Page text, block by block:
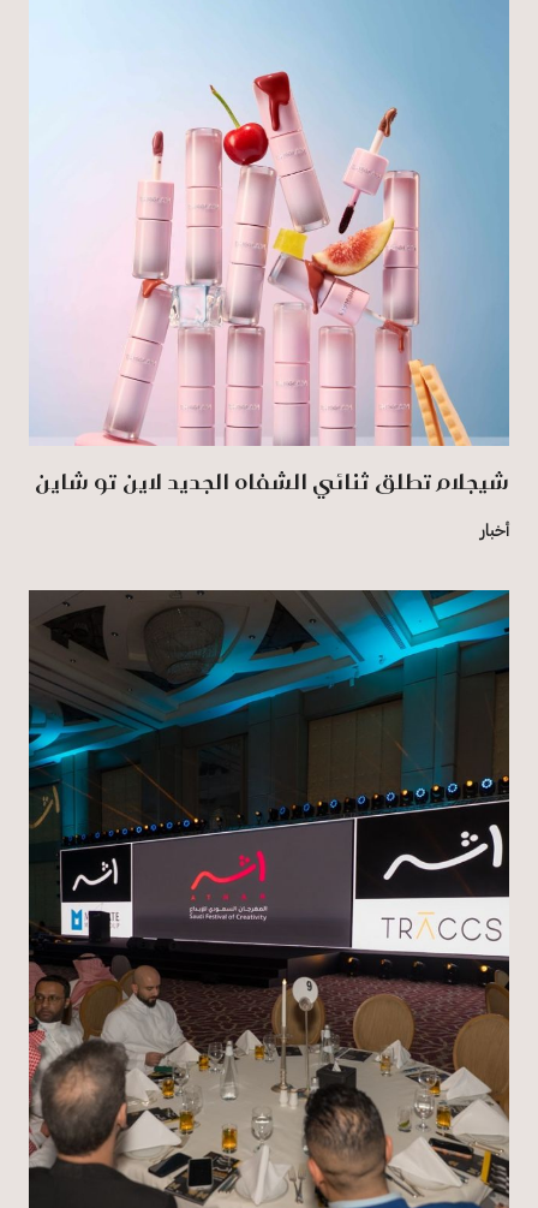
شيجلام تطلق ثنائي الشفاه الجديد لاين تو شاين
أخبار